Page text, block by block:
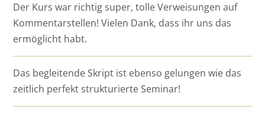
Der Kurs war richtig super, tolle Verweisungen auf
Kommentarstellen! Vielen Dank, dass ihr uns das
ermöglicht habt.
Das begleitende Skript ist ebenso gelungen wie das
zeitlich perfekt strukturierte Seminar!